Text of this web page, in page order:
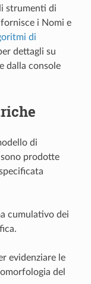
strumenti di
i Nomi e
di
dettagli su
dalla console
di
prodotte
cumulativo dei
evidenziare le
del